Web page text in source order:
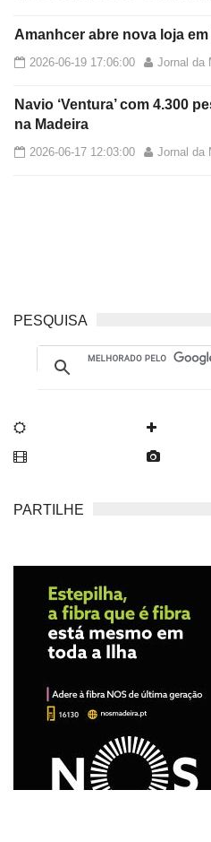
Amanhcer abre nova loja
2026-06-19 17:06:00 Jornal da
Navio ‘Ventura’ com 4.300
na Madeira
2026-06-17 12:03:00 Jornal da
PESQUISA
PARTILHE